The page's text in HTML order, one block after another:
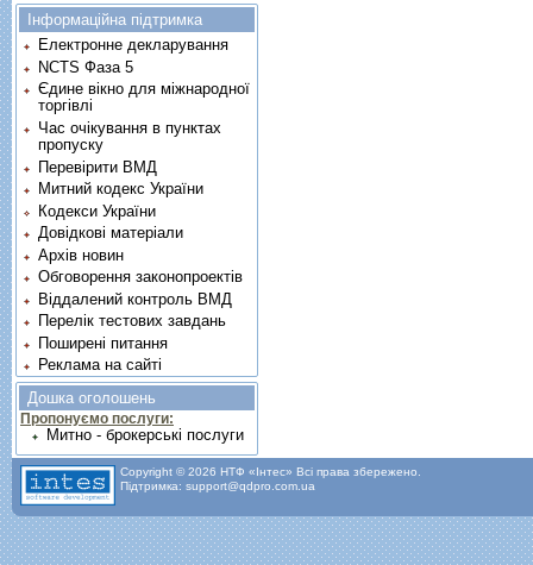
Інформаційна підтримка
Електронне декларування
NCTS Фаза 5
Єдине вікно для міжнародної
торгівлі
Час очікування в пунктах
пропуску
Перевірити ВМД
Митний кодекс України
Кодекси України
Довідкові матеріали
Архів новин
Обговорення законопроектів
Віддалений контроль ВМД
Перелік тестових завдань
Поширені питання
Реклама на сайті
Дошка оголошень
Пропонуємо послуги:
Митно - брокерські послуги
Copyright © 2026 НТФ «Інтес» Всі права збережено.
Підтримка: support@qdpro.com.ua